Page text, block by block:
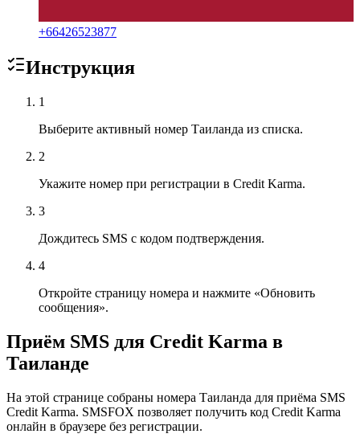
+66426523877
Инструкция
1
Выберите активный номер Таиланда из списка.
2
Укажите номер при регистрации в Credit Karma.
3
Дождитесь SMS с кодом подтверждения.
4
Откройте страницу номера и нажмите «Обновить
сообщения».
Приём SMS для Credit Karma в
Таиланде
На этой странице собраны номера Таиланда для приёма SMS
Credit Karma. SMSFOX позволяет получить код Credit Karma
онлайн в браузере без регистрации.